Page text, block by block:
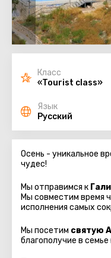
Класс
«Tourist class»
Язык
Русский
Осень - уникальное
чудес!
Мы отправимся к
Мы совместим время
исполнения самых
Мы посетим святую
благополучие в